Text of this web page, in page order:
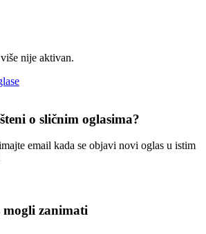
nije aktivan.
o sličnim oglasima?
email kada se objavi novi oglas u istim
zanimati